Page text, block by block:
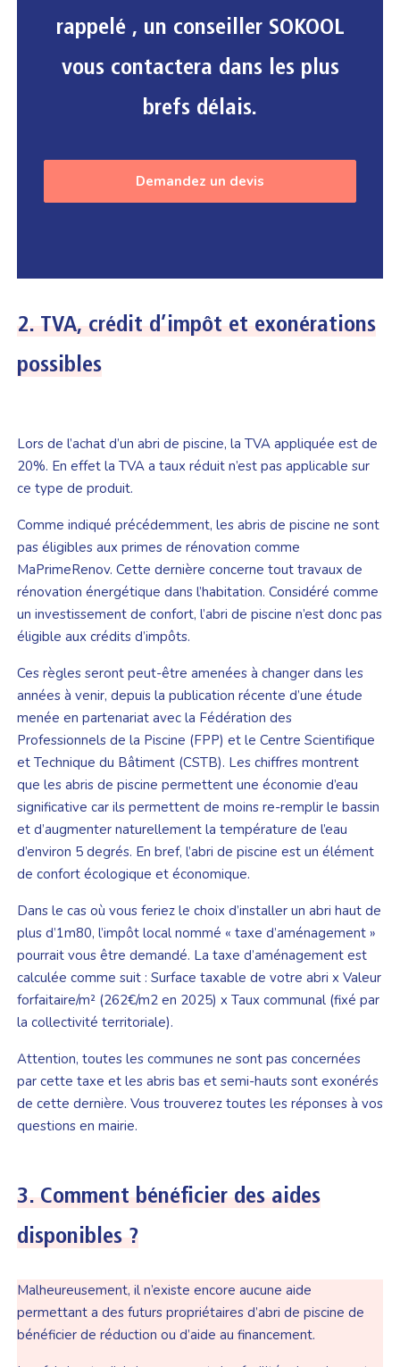
rappelé , un conseiller SOKOOL
vous contactera dans les plus
brefs délais.
Demandez un devis
2. TVA, crédit d’impôt et exonérations
possibles
Lors de l’achat d’un abri de piscine, la TVA appliquée est de
20%. En effet la TVA a taux réduit n’est pas applicable sur
ce type de produit.
Comme indiqué précédemment, les abris de piscine ne sont
pas éligibles aux primes de rénovation comme
MaPrimeRenov. Cette dernière concerne tout travaux de
rénovation énergétique dans l’habitation. Considéré comme
un investissement de confort, l’abri de piscine n’est donc pas
éligible aux crédits d’impôts.
Ces règles seront peut-être amenées à changer dans les
années à venir, depuis la publication récente d’une étude
menée en partenariat avec la Fédération des
Professionnels de la Piscine (FPP) et le Centre Scientifique
et Technique du Bâtiment (CSTB). Les chiffres montrent
que les abris de piscine permettent une économie d’eau
significative car ils permettent de moins re-remplir le bassin
et d’augmenter naturellement la température de l’eau
d’environ 5 degrés. En bref, l’abri de piscine est un élément
de confort écologique et économique.
Dans le cas où vous feriez le choix d’installer un abri haut de
plus d’1m80, l’impôt local nommé « taxe d’aménagement »
pourrait vous être demandé. La taxe d’aménagement est
calculée comme suit : Surface taxable de votre abri x Valeur
forfaitaire/m² (262€/m2 en 2025) x Taux communal (fixé par
la collectivité territoriale).
Attention, toutes les communes ne sont pas concernées
par cette taxe et les abris bas et semi-hauts sont exonérés
de cette dernière. Vous trouverez toutes les réponses à vos
questions en mairie.
3. Comment bénéficier des aides
disponibles ?
Malheureusement, il n’existe encore aucune aide
permettant a des futurs propriétaires d’abri de piscine de
bénéficier de réduction ou d’aide au financement.